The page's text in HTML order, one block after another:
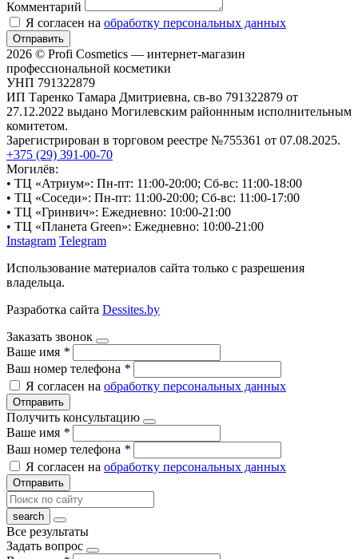
Комментарий
Я согласен на обработку персональных данных
Отправить
2026 © Profi Cosmetics — интернет-магазин
профессиональной косметики
УНП 791322879
ИП Таренко Тамара Дмитриевна, св-во 791322879 от
27.12.2022 выдано Могилевским районнным исполнительным
комитетом.
Зарегистрирован в торговом реестре №755361 от 07.08.2025.
+375 (29) 391-00-70
Могилёв:
• ТЦ «Атриум»: Пн-пт: 11:00-20:00; Сб-вс: 11:00-18:00
• ТЦ «Соседи»: Пн-пт: 11:00-20:00; Сб-вс: 11:00-17:00
• ТЦ «Гринвич»: Ежедневно: 10:00-21:00
• ТЦ «Планета Green»: Ежедневно: 10:00-21:00
Instagram Telegram
Использование материалов сайта только с разрешения
владельца.
Разработка сайта Dessites.by
Заказать звонок
Ваше имя *
Ваш номер телефона *
Я согласен на обработку персональных данных
Отправить
Получить консультацию
Ваше имя *
Ваш номер телефона *
Я согласен на обработку персональных данных
Отправить
Все результаты
Задать вопрос